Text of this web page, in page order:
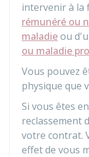
intervenir à la
rémunéré ou
maladieou
ou maladie
Vous pouvez
physique que
Si vous êtes
reclassement
votre contrat.
effet de vous